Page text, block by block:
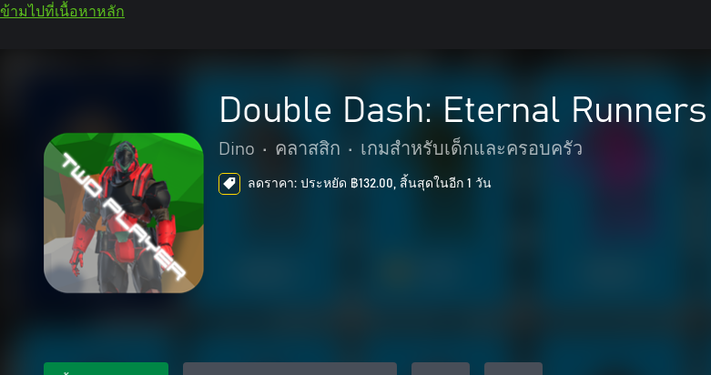
ข้ามไปที่เนื้อหาหลัก
Double Dash: Eternal Runners
Dino­ • คลาสสิก • เกมสำหรับเด็กและครอบครัว
ลดราคา: ประหยัด ฿132.00, สิ้นสุดในอีก 1 วัน